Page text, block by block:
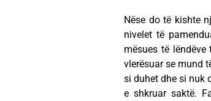
Nëse do të kishte
nivelet të
mësues të
vlerësuar se mund
si duhet dhe si nuk
e shkruar saktë.